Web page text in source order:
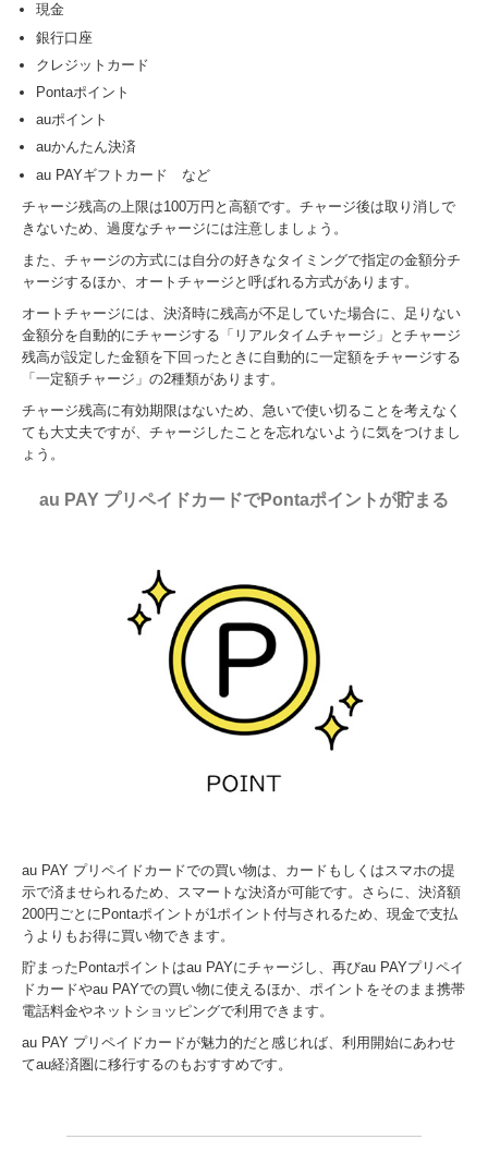
現金
銀行口座
クレジットカード
Pontaポイント
auポイント
auかんたん決済
au PAYギフトカード など
チャージ残高の上限は100万円と高額です。チャージ後は取り消しで
きないため、過度なチャージには注意しましょう。
また、チャージの方式には自分の好きなタイミングで指定の金額分チ
ャージするほか、オートチャージと呼ばれる方式があります。
オートチャージには、決済時に残高が不足していた場合に、足りない
金額分を自動的にチャージする「リアルタイムチャージ」とチャージ
残高が設定した金額を下回ったときに自動的に一定額をチャージする
「一定額チャージ」の2種類があります。
チャージ残高に有効期限はないため、急いで使い切ることを考えなく
ても大丈夫ですが、チャージしたことを忘れないように気をつけまし
ょう。
au PAY プリペイドカードでPontaポイントが貯まる
au PAY プリペイドカードでの買い物は、カードもしくはスマホの提
示で済ませられるため、スマートな決済が可能です。さらに、決済額
200円ごとにPontaポイントが1ポイント付与されるため、現金で支払
うよりもお得に買い物できます。
貯まったPontaポイントはau PAYにチャージし、再びau PAYプリペイ
ドカードやau PAYでの買い物に使えるほか、ポイントをそのまま携帯
電話料金やネットショッピングで利用できます。
au PAY プリペイドカードが魅力的だと感じれば、利用開始にあわせ
てau経済圏に移行するのもおすすめです。